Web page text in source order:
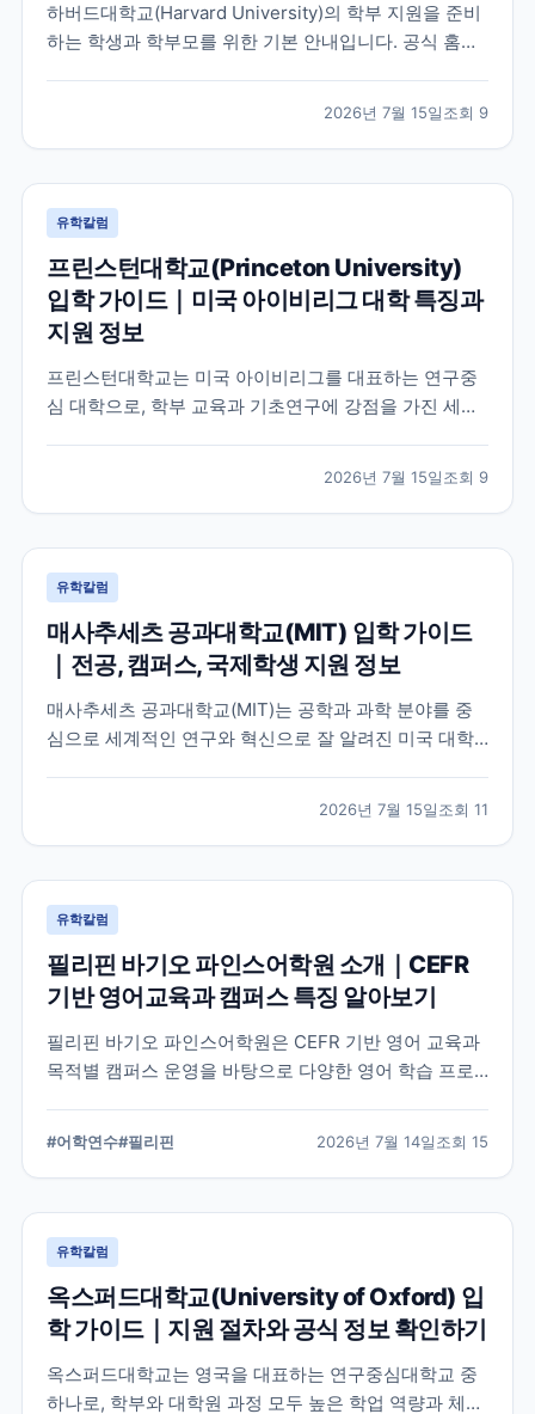
하버드대학교(Harvard University)의 학부 지원을 준비
하는 학생과 학부모를 위한 기본 안내입니다. 공식 홈페
2026년 7월 15일조회 9
유학칼럼
프린스턴대학교(Princeton University)
입학 가이드｜미국 아이비리그 대학 특징과
지원 정보
프린스턴대학교는 미국 아이비리그를 대표하는 연구중
심 대학으로, 학부 교육과 기초연구에 강점을 가진 세계
2026년 7월 15일조회 9
유학칼럼
매사추세츠 공과대학교(MIT) 입학 가이드
｜전공, 캠퍼스, 국제학생 지원 정보
매사추세츠 공과대학교(MIT)는 공학과 과학 분야를 중
심으로 세계적인 연구와 혁신으로 잘 알려진 미국 대학
2026년 7월 15일조회 11
유학칼럼
필리핀 바기오 파인스어학원 소개｜CEFR
기반 영어교육과 캠퍼스 특징 알아보기
필리핀 바기오 파인스어학원은 CEFR 기반 영어 교육과
목적별 캠퍼스 운영을 바탕으로 다양한 영어 학습 프로
생이 알아야 할 내용을 정리했습니다.
#어학연수#필리핀 2026년 7월 14일조회 15
유학칼럼
옥스퍼드대학교(University of Oxford) 입
학 가이드｜지원 절차와 공식 정보 확인하기
옥스퍼드대학교는 영국을 대표하는 연구중심대학교 중
하나로, 학부와 대학원 과정 모두 높은 학업 역량과 체계